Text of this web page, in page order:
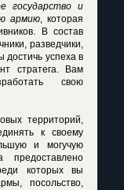
государство и
армию, которая
В состав
разведчики,
достичь успеха в
стратега. Вам
свою
территорий,
к своему
и могучую
предоставлено
которых вы
посольство,